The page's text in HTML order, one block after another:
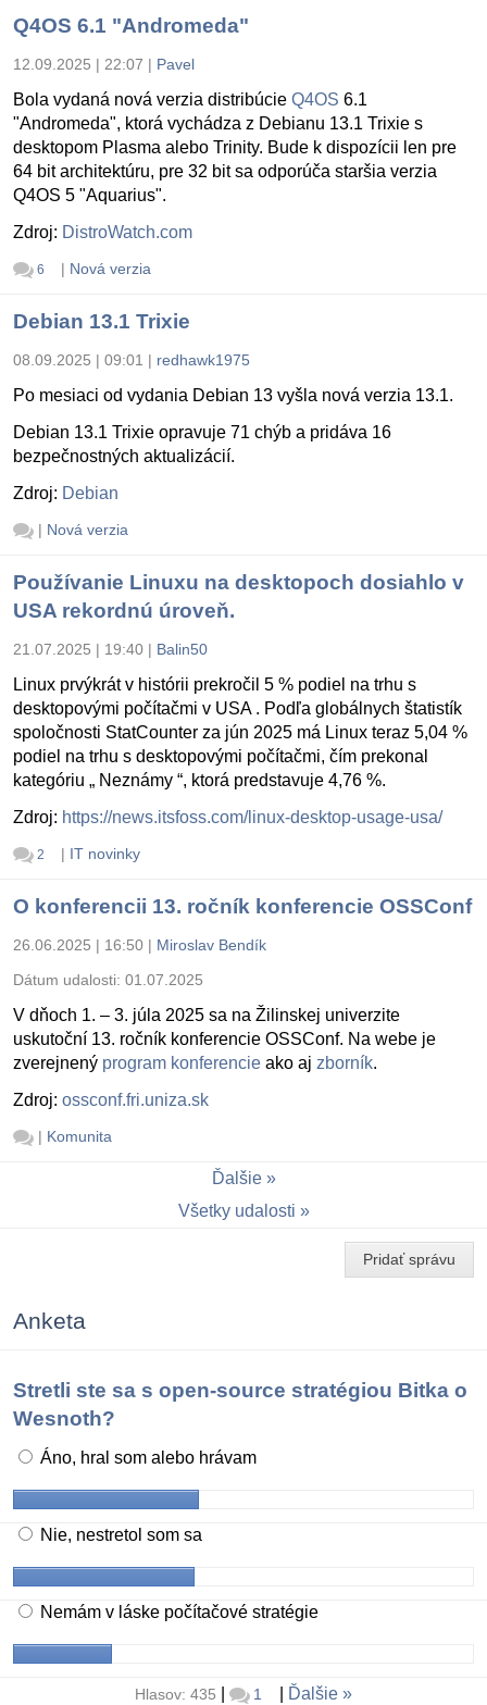
Q4OS 6.1 "Andromeda"
12.09.2025 | 22:07 | Pavel
Bola vydaná nová verzia distribúcie Q4OS 6.1
"Andromeda", ktorá vychádza z Debianu 13.1 Trixie s
desktopom Plasma alebo Trinity. Bude k dispozícii len pre
64 bit architektúru, pre 32 bit sa odporúča staršia verzia
Q4OS 5 "Aquarius".
Zdroj: DistroWatch.com
6 | Nová verzia
Debian 13.1 Trixie
08.09.2025 | 09:01 | redhawk1975
Po mesiaci od vydania Debian 13 vyšla nová verzia 13.1.
Debian 13.1 Trixie opravuje 71 chýb a pridáva 16
bezpečnostných aktualizácií.
Zdroj: Debian
| Nová verzia
Používanie Linuxu na desktopoch dosiahlo v
USA rekordnú úroveň.
21.07.2025 | 19:40 | Balin50
Linux prvýkrát v histórii prekročil 5 % podiel na trhu s
desktopovými počítačmi v USA . Podľa globálnych štatistík
spoločnosti StatCounter za jún 2025 má Linux teraz 5,04 %
podiel na trhu s desktopovými počítačmi, čím prekonal
kategóriu „ Neznámy “, ktorá predstavuje 4,76 %.
Zdroj: https://news.itsfoss.com/linux-desktop-usage-usa/
2 | IT novinky
O konferencii 13. ročník konferencie OSSConf
26.06.2025 | 16:50 | Miroslav Bendík
Dátum udalosti: 01.07.2025
V dňoch 1. – 3. júla 2025 sa na Žilinskej univerzite
uskutoční 13. ročník konferencie OSSConf. Na webe je
zverejnený program konferencie ako aj zborník.
Zdroj: ossconf.fri.uniza.sk
| Komunita
Ďalšie
Všetky udalosti
Pridať správu
Anketa
Stretli ste sa s open-source stratégiou Bitka o
Wesnoth?
Áno, hral som alebo hrávam
Nie, nestretol som sa
Nemám v láske počítačové stratégie
Hlasov: 435 1 Ďalšie